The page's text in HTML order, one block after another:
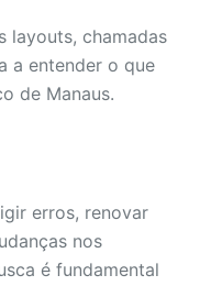
layouts, chamadas
a entender o que
de Manaus.
erros, renovar
nos
é fundamental